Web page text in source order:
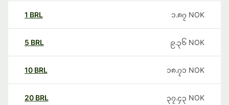
1 BRL ၁.၈၇ NOK
5 BRL ၉.၃၆ NOK
10 BRL ၁၈.၇၁ NOK
20 BRL ၃၇.၄၃ NOK